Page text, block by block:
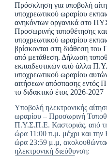
Δευτεροβάθμιας
εκπαίδευσης
διάρκειας
ενός
(1)
διδακτικού
έτους,
2026-
2027
ΚΑΙ
ΠΕΙΣ
ΔΥΤ.
ΜΑΚΕΔΟΝΙΑΣ
ΓΙΑ
ΤΟ
ΔΙΔΑΚΤΙΚΟ
ΕΤΟΣ
2026-
2027
Πρόσκληση για υποβολή
υποχρεωτικού ωραρίου
ανηκόντων οργανικά στο
Προσωρινής τοποθέτησης
υποχρεωτικού ωραρίου
βρίσκονται στη διάθεση
από μετάθεση. Δήλωση
εκπαιδευτικών από άλλα
υποχρεωτικού ωραρίου
αιτήσεων απόσπασης εντός
το διδακτικό έτος 2026-2027
Υποβολή ηλεκτρονικής
ωραρίου – Προσωρινή
Π.Υ.Σ.Π.Ε. Καστοριάς. από
ώρα 11:00 π.μ. μέχρι και
ώρα 23:59 μ.μ,
ηλεκτρονική διεύθυνση: